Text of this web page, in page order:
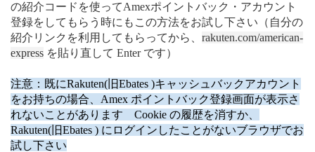
の紹介コードを使ってAmexポイントバック・アカウント
登録をしてもらう時にもこの方法をお試し下さい（自分の
紹介リンクを利用してもらってから、 rakuten.com/american-
express を貼り直して Enter です）
注意：既にRakuten(旧Ebates )キャッシュバックアカウント
をお持ちの場合、Amex ポイントバック登録画面が表示さ
れないことがあります Cookie の履歴を消すか、
Rakuten(旧Ebates ) にログインしたことがないブラウザでお
試し下さい